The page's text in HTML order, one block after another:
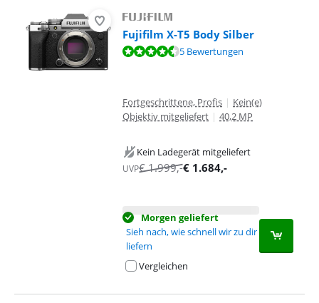
Fujifilm X-T5 Body Silber
Bewertet mit 8,7 von 10, basierend auf 5 Bewertungen.
5 Bewertungen
Fortgeschrittene, Profis | Kein(e)
Objektiv mitgeliefert | 40,2 MP
Kein Ladegerät mitgeliefert
UVP€1.999,-€ 1.684,-
Morgen geliefert
Sieh nach, wie schnell wir zu dir
liefern
Vergleichen